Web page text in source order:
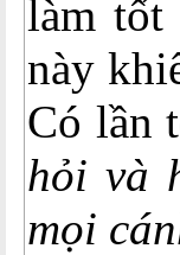
làm tốt
này
Có lần
hỏi và
mọi